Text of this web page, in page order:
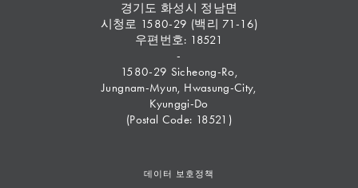
경기도 화성시 정남면
시청로 1580-29 (백리 71-16)
우편번호: 18521
-
1580-29 Sicheong-Ro,
Jungnam-Myun, Hwasung-City,
Kyunggi-Do
(Postal Code: 18521)
데이터 보호정책